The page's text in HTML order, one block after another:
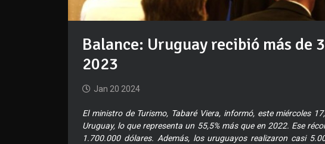
Balance: Uruguay recibió más de
2023
Jan 20 2024
El ministro de Turismo, Tabaré Viera, informó, este miércoles
Uruguay, lo que representa un 55,5% más que en 2022. Ese
1.700.000 dólares. Además, los uruguayos realizaron casi